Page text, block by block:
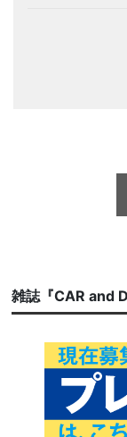
雑誌『CAR and